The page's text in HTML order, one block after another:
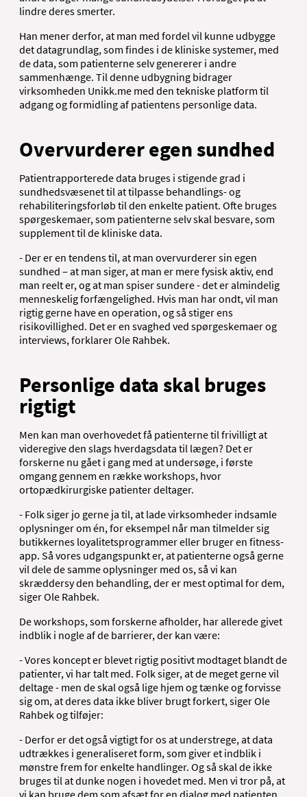
lindre deres smerter.
Han mener derfor, at man med fordel vil kunne udbygge
det datagrundlag, som findes i de kliniske systemer, med
de data, som patienterne selv genererer i andre
sammenhænge. Til denne udbygning bidrager
virksomheden Unikk.me med den tekniske platform til
adgang og formidling af patientens personlige data.
Overvurderer egen sundhed
Patientrapporterede data bruges i stigende grad i
sundhedsvæsenet til at tilpasse behandlings- og
rehabiliteringsforløb til den enkelte patient. Ofte bruges
spørgeskemaer, som patienterne selv skal besvare, som
supplement til de kliniske data.
- Der er en tendens til, at man overvurderer sin egen
sundhed – at man siger, at man er mere fysisk aktiv, end
man reelt er, og at man spiser sundere - det er almindelig
menneskelig forfængelighed. Hvis man har ondt, vil man
rigtig gerne have en operation, og så stiger ens
risikovillighed. Det er en svaghed ved spørgeskemaer og
interviews, forklarer Ole Rahbek.
Personlige data skal bruges
rigtigt
Men kan man overhovedet få patienterne til frivilligt at
videregive den slags hverdagsdata til lægen? Det er
forskerne nu gået i gang med at undersøge, i første
omgang gennem en række workshops, hvor
ortopædkirurgiske patienter deltager.
- Folk siger jo gerne ja til, at lade virksomheder indsamle
oplysninger om én, for eksempel når man tilmelder sig
butikkernes loyalitetsprogrammer eller bruger en fitness-
app. Så vores udgangspunkt er, at patienterne også gerne
vil dele de samme oplysninger med os, så vi kan
skræddersy den behandling, der er mest optimal for dem,
siger Ole Rahbek.
De workshops, som forskerne afholder, har allerede givet
indblik i nogle af de barrierer, der kan være:
- Vores koncept er blevet rigtig positivt modtaget blandt de
patienter, vi har talt med. Folk siger, at de meget gerne vil
deltage - men de skal også lige hjem og tænke og forvisse
sig om, at deres data ikke bliver brugt forkert, siger Ole
Rahbek og tilføjer:
- Derfor er det også vigtigt for os at understrege, at data
udtrækkes i generaliseret form, som giver et indblik i
mønstre frem for enkelte handlinger. Og så skal de ikke
bruges til at dunke nogen i hovedet med. Men vi tror på, at
vi kan bruge dem som afsæt for en dialog med patienten